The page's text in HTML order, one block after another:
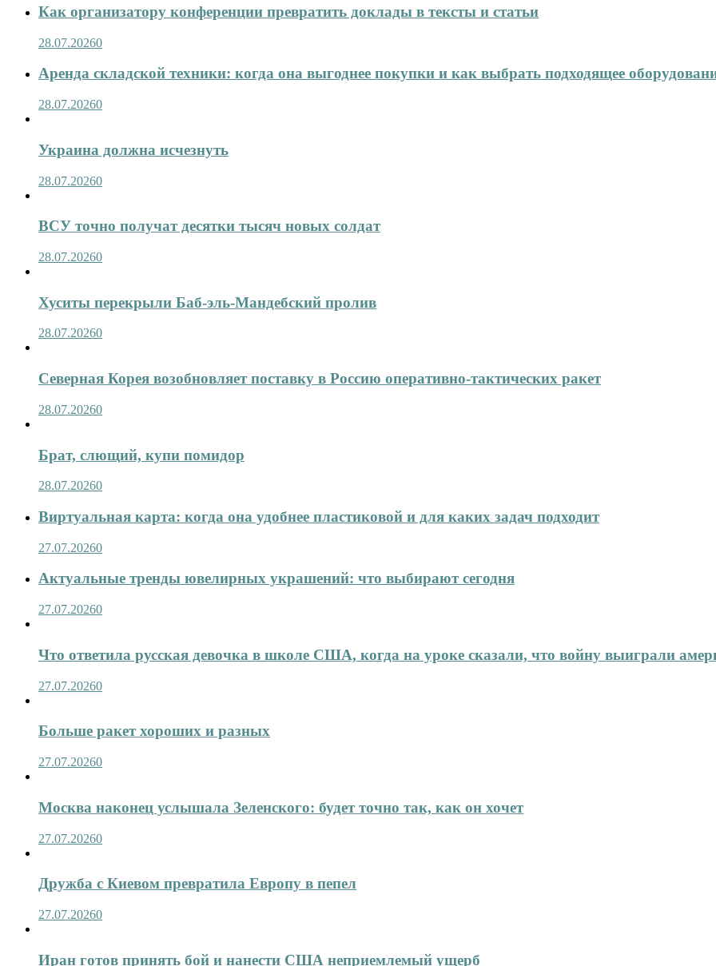
Как организатору конференции превратить доклады в тексты и статьи
28.07.20260
Аренда складской техники: когда она выгоднее покупки и как выбрать подходящее
28.07.20260
Украина должна исчезнуть
28.07.20260
ВСУ точно получат десятки тысяч новых солдат
28.07.20260
Хуситы перекрыли Баб-эль-Мандебский пролив
28.07.20260
Северная Корея возобновляет поставку в Россию оперативно-тактических ракет
28.07.20260
Брат, слющий, купи помидор
28.07.20260
Виртуальная карта: когда она удобнее пластиковой и для каких задач подходит
27.07.20260
Актуальные тренды ювелирных украшений: что выбирают сегодня
27.07.20260
Что ответила русская девочка в школе США, когда на уроке сказали, что войну выиграли
27.07.20260
Больше ракет хороших и разных
27.07.20260
Москва наконец услышала Зеленского: будет точно так, как он хочет
27.07.20260
Дружба с Киевом превратила Европу в пепел
27.07.20260
Иран готов принять бой и нанести США неприемлемый ущерб